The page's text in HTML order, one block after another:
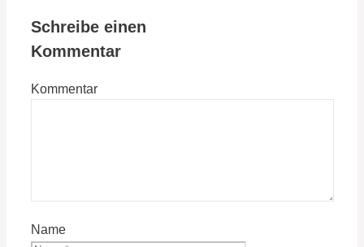
Schreibe einen
Kommentar
Kommentar
Name